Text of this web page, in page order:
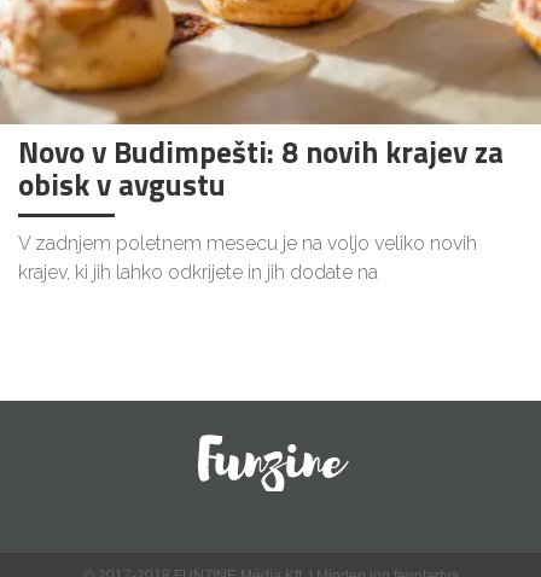
Novo v Budimpešti: 8 novih krajev za
obisk v avgustu
V zadnjem poletnem mesecu je na voljo veliko novih
krajev, ki jih lahko odkrijete in jih dodate na